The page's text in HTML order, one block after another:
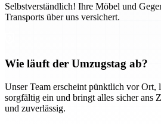
Selbstverständlich! Ihre Möbel und
Transports über uns versichert.
Wie läuft der Umzugstag ab?
Unser Team erscheint pünktlich vor Ort,
sorgfältig ein und bringt alles sicher ans
und zuverlässig.